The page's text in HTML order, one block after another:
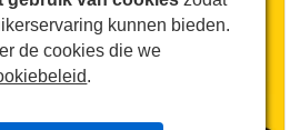
kunnen bieden.
de cookies die we
.